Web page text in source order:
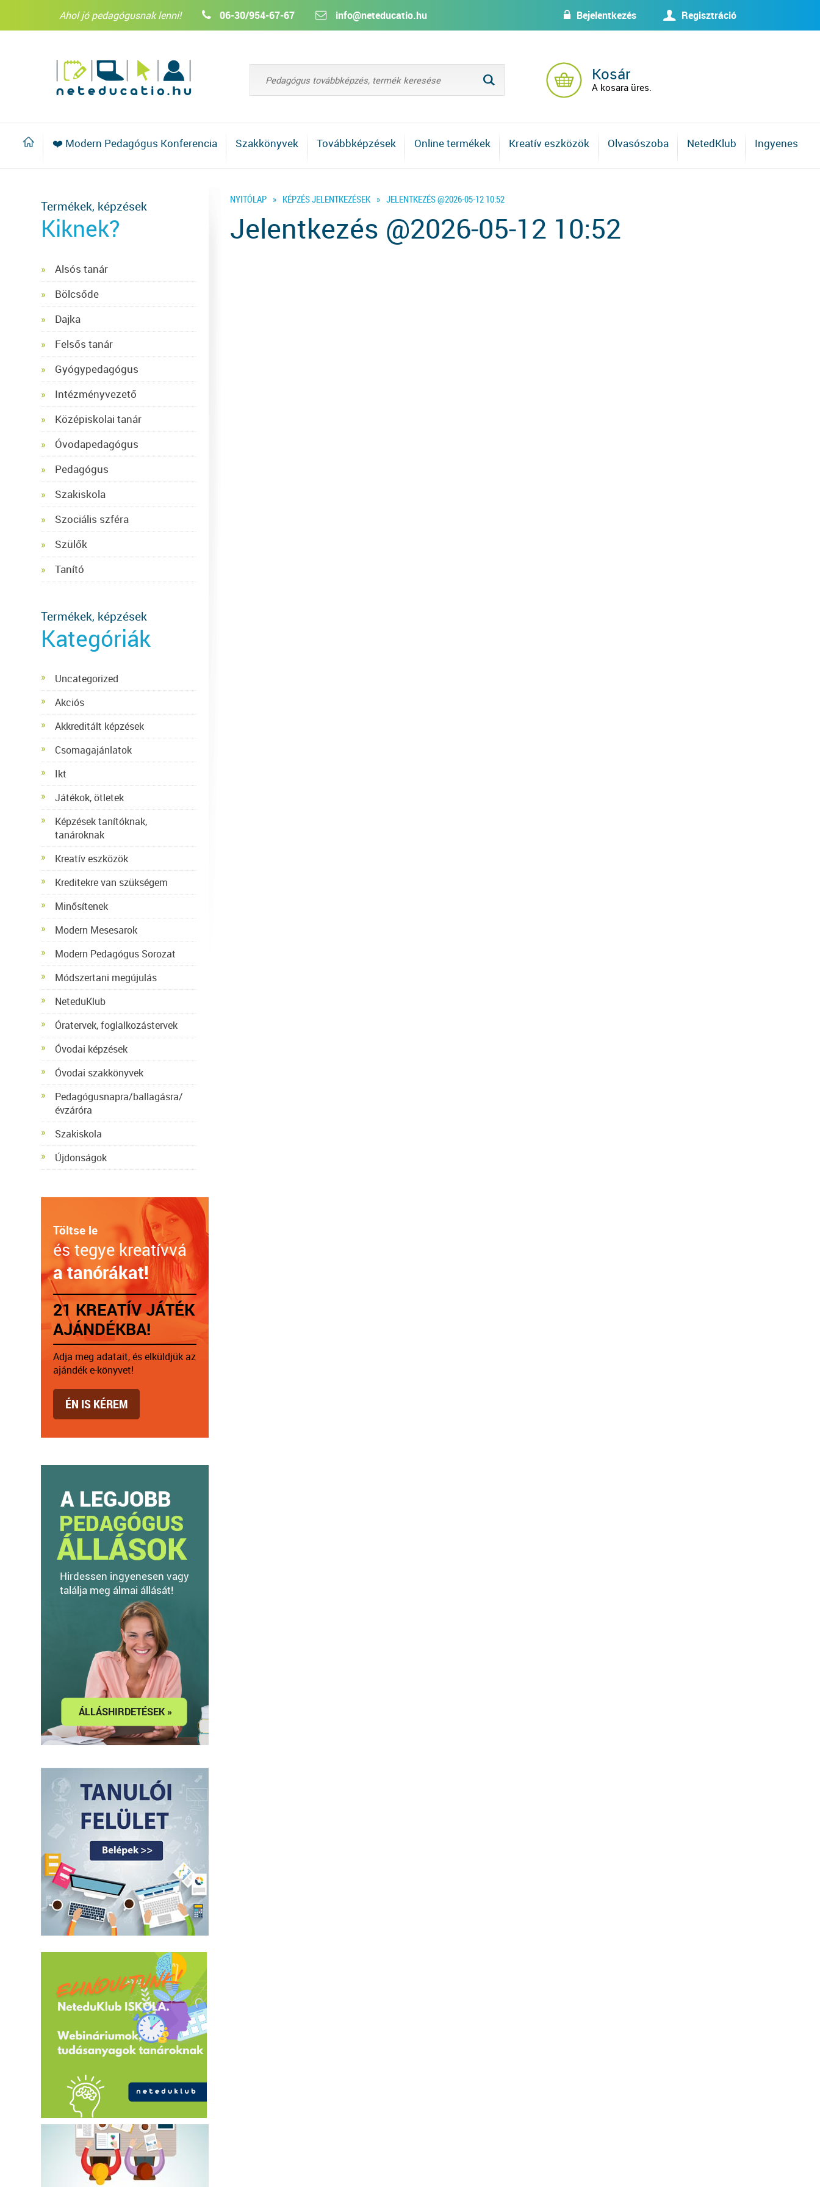
w Bejelentkezés U Regisztráció
Ahol jó pedagógusnak lenni! 06-30/954-67-67 info@neteducatio.hu
L Kosár
A kosara üres.
❤️ Modern Pedagógus Konferencia Szakkönyvek Továbbképzések Online termékek Kreatív eszközök Olvasószoba NetedKlub Ingyenes
NYITÓLAP » KÉPZÉS JELENTKEZÉSEK » JELENTKEZÉS @2026-05-12 10:52
Jelentkezés @2026-05-12 10:52
Termékek, képzések
Kiknek?
Alsós tanár
Bölcsőde
Dajka
Felsős tanár
Gyógypedagógus
Intézményvezető
Középiskolai tanár
Óvodapedagógus
Pedagógus
Szakiskola
Szociális szféra
Szülők
Tanító
Termékek, képzések
Kategóriák
Uncategorized
Akciós
Akkreditált képzések
Csomagajánlatok
Ikt
Játékok, ötletek
Képzések tanítóknak,
tanároknak
Kreatív eszközök
Kreditekre van szükségem
Minősítenek
Modern Mesesarok
Modern Pedagógus Sorozat
Módszertani megújulás
NeteduKlub
Óratervek, foglalkozástervek
Óvodai képzések
Óvodai szakkönyvek
Pedagógusnapra/ballagásra/
évzáróra
Szakiskola
Újdonságok
Töltse le
és tegye kreatívvá
a tanórákat!
21 KREATÍV JÁTÉK
AJÁNDÉKBA!
Adja meg adatait, és elküldjük az
ajándék e-könyvet!
ÉN IS KÉREM